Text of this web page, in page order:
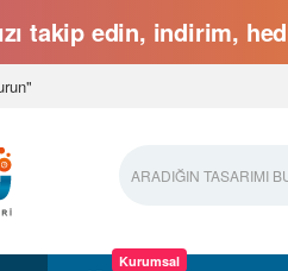
takip edin, indirim,
Kurumsal